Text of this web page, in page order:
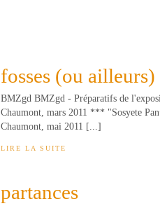
fosses (ou ailleurs)
BMZgd BMZgd - Préparatifs de
Chaumont, mars 2011 *** "Sosyete
Chaumont, mai 2011 [...]
LIRE LA SUITE
partances